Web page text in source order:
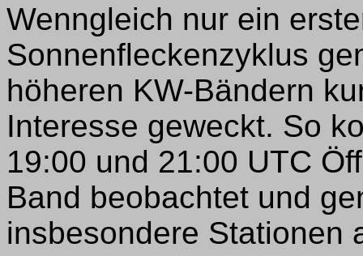
Wenngleich nur ein
Sonnenfleckenzyklus
höheren KW-Bändern
Interesse geweckt. So
19:00 und 21:00 UTC
Band beobachtet und
insbesondere Stationen